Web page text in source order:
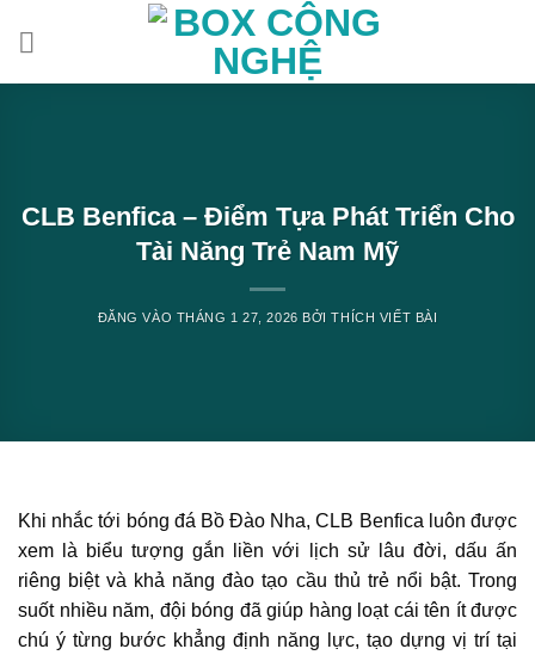
CLB Benfica – Điểm Tựa Phát Triển Cho
Tài Năng Trẻ Nam Mỹ
ĐĂNG VÀO THÁNG 1 27, 2026 BỞITHÍCH VIẾT BÀI
Khi nhắc tới bóng đá Bồ Đào Nha, CLB Benfica luôn được
xem là biểu tượng gắn liền với lịch sử lâu đời, dấu ấn
riêng biệt và khả năng đào tạo cầu thủ trẻ nổi bật. Trong
suốt nhiều năm, đội bóng đã giúp hàng loạt cái tên ít được
chú ý từng bước khẳng định năng lực, tạo dựng vị trí tại